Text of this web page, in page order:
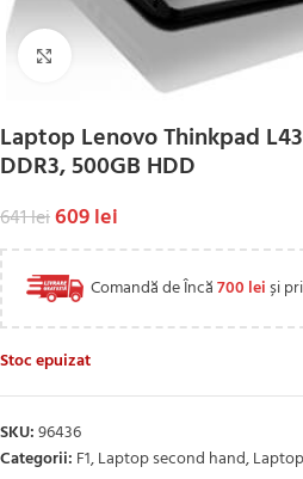
Click to enlarge
Laptop Lenovo Thinkpad
DDR3, 500GB HDD
641lei609lei
Comandă de Încă700 leiși
Stoc epuizat
SKU:96436
Categorii: F1,Laptop second hand,